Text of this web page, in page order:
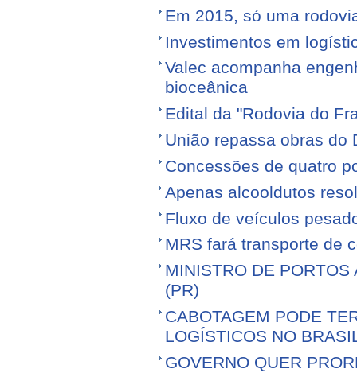
Em 2015, só uma
Investimentos em
Valec acompanha
bioceânica
Edital da "Rodovia do
União repassa obras do
Concessões de quatro
Apenas alcooldutos
Fluxo de veículos
MRS fará transporte de
MINISTRO DE
(PR)
CABOTAGEM PODE
LOGÍSTICOS NO
GOVERNO QUER